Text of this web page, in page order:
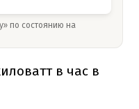
по состоянию на
в час в